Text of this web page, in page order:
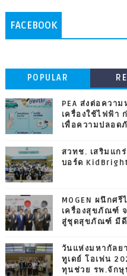
FACEBOOK
POPULAR
PEA ส่งต่อควา
เครื่องใช้ไฟฟ้า
เพื่อความปลอด
สวทช. เสริมแก
บอร์ด
MOGEN ผนึกศ
เครื่องสุขภัณฑ์
สู่ชุดสุขภัณฑ์ มีดี
วันแห่งมหากัลย
ทูเดย์ โอเพ่น
ทุนช่วย รพ.จักษุ